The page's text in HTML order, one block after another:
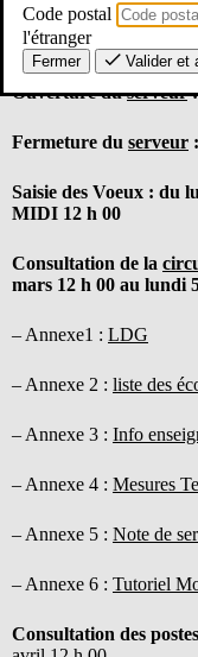
Ouverture duserveur
Fermeture du serveur :
Saisie des Voeux : du
MIDI 12 h 00
Consultation de la
mars 12 h 00 au lundi
– Annexe1 : LDG
– Annexe 2 : liste des
– Annexe 3 : Info
– Annexe 4 : Mesures
– Annexe 5 : Note de
– Annexe 6 : Tutoriel
Consultation des
Code postal
l'étranger
Fermer Valider et